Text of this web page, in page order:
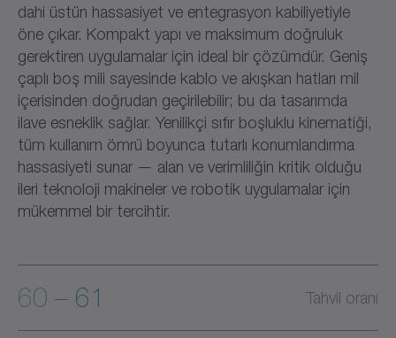
dahi üstün hassasiyet ve entegrasyon kabiliyetiyle
öne çıkar. Kompakt yapı ve maksimum doğruluk
gerektiren uygulamalar için ideal bir çözümdür. Geniş
çaplı boş mili sayesinde kablo ve akışkan hatları mil
içerisinden doğrudan geçirilebilir; bu da tasarımda
ilave esneklik sağlar. Yenilikçi sıfır boşluklu kinematiği,
tüm kullanım ömrü boyunca tutarlı konumlandırma
hassasiyeti sunar — alan ve verimliliğin kritik olduğu
ileri teknoloji makineler ve robotik uygulamalar için
mükemmel bir tercihtir.
60 – 61 Tahvil oranı